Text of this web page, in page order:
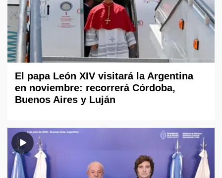
El papa León XIV visitará la Argentina
en noviembre: recorrerá Córdoba,
Buenos Aires y Luján